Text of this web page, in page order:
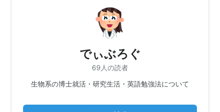
でぃぶろぐ
69人の読者
生物系の博士就活・研究生活・英語勉強法について